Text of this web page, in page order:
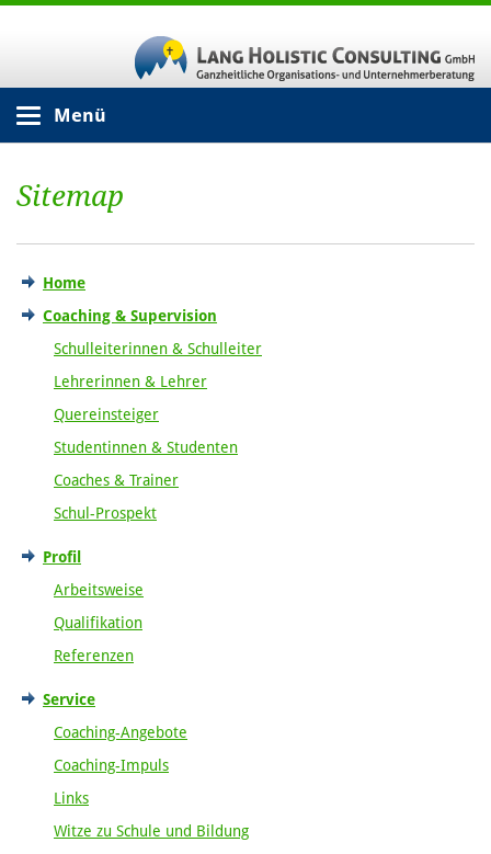
Menü
Sitemap
Home
Coaching & Supervision
Schulleiterinnen & Schulleiter
Lehrerinnen & Lehrer
Quereinsteiger
Studentinnen & Studenten
Coaches & Trainer
Schul-Prospekt
Profil
Arbeitsweise
Qualifikation
Referenzen
Service
Coaching-Angebote
Coaching-Impuls
Links
Witze zu Schule und Bildung